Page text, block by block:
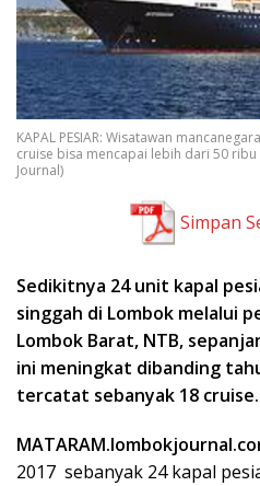
KAPAL PESIAR: Wisatawan
cruise bisa mencapai lebih dari 50
Journal)
Simpan
Sedikitnya 24 unit kapal
singgah di Lombok melalui
Lombok Barat, NTB,
ini meningkat dibanding
tercatat sebanyak 18 cruise.
2017 sebanyak 24 kapal